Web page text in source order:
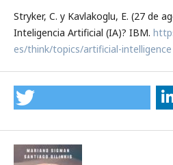
Stryker, C. y Kavlakoglu, E. (27 de
Inteligencia Artificial (IA)? IBM.
es/think/topics/artificial-intelligence